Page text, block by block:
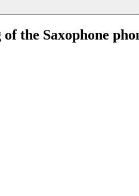
the Saxophone